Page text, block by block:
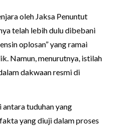
oleh Jaksa Penuntut
telah lebih dulu dibebani
oplosan” yang ramai
Namun, menurutnya, istilah
dakwaan resmi di
tuduhan yang
yang diuji dalam proses